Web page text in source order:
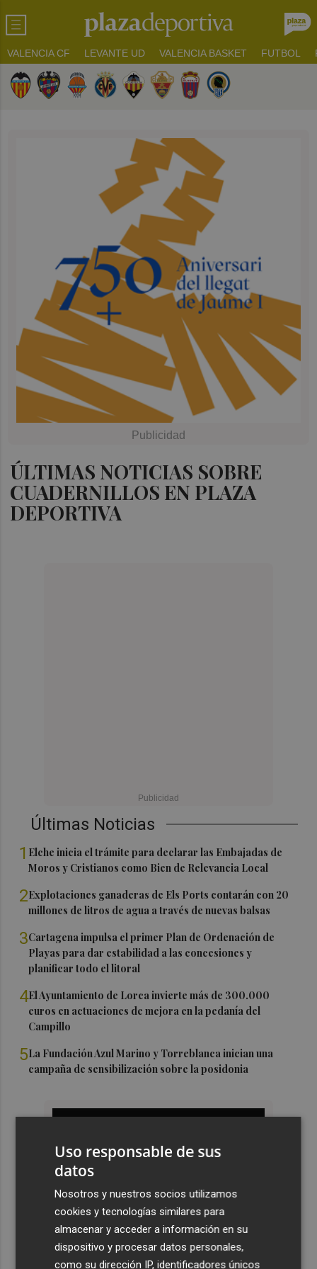
VALENCIA CF LEVANTE UD VALENCIA BASKET FUTBOL
ÚLTIMAS NOTICIAS SOBRE
CUADERNILLOS EN PLAZA
DEPORTIVA
Últimas Noticias
1 Elche inicia el trámite para declarar las Embajadas de
Moros y Cristianos como Bien de Relevancia Local
2Explotaciones ganaderas de Els Ports contarán con 20
millones de litros de agua a través de nuevas balsas
3Cartagena impulsa el primer Plan de Ordenación de
Playas para dar estabilidad a las concesiones y
planificar todo el litoral
4El Ayuntamiento de Lorca invierte más de 300.000
euros en actuaciones de mejora en la pedanía del
Campillo
5La Fundación Azul Marino y Torreblanca inician una
campaña de sensibilización sobre la posidonia
Uso responsable de sus
datos
Nosotros y nuestros socios utilizamos
cookies y tecnologías similares para
almacenar y acceder a información en su
dispositivo y procesar datos personales,
como su dirección IP, identificadores únicos